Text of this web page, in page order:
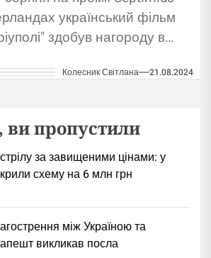
український фільм
здобув нагороду в
фільм". Про...
Колесник Світлана 21.08.2024
пропустили
за завищеними цінами: у
схему на 6 млн грн
між Україною та
викликав посла